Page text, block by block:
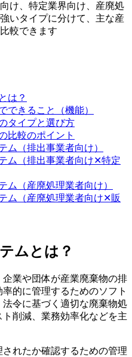
け、特定業界向け、産廃処
いタイプに分けて、主な産
較できます
は？
できること（機能）
タイプと選び方
比較のポイント
ム（排出事業者向け）
ム（排出事業者向け✕特定
ム（産廃処理業者向け）
ム（産廃処理業者向け✕販
ムとは？
業や団体が産業廃棄物の排
的に管理するためのソフト
令に基づく適切な廃棄物処
削減、業務効率化などを主
れたか確認するための管理